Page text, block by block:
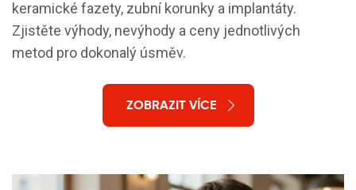
keramické fazety, zubní korunky a implantáty.
Zjistěte výhody, nevýhody a ceny jednotlivých
metod pro dokonalý úsměv.
ZOBRAZIT VÍCE